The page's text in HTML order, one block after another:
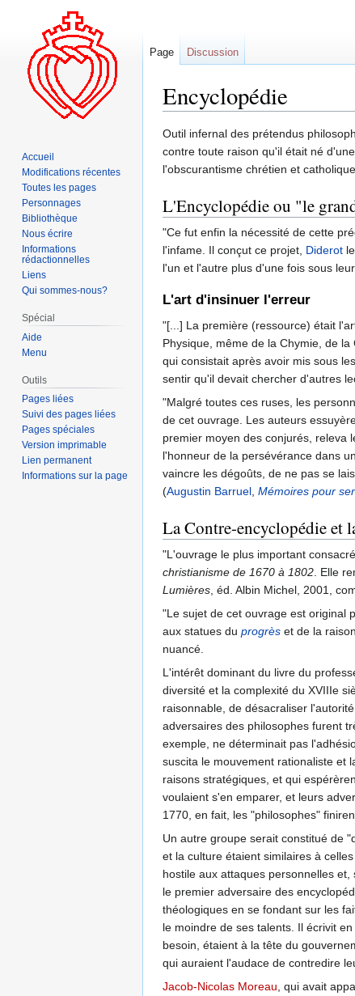
Encyclopédie
Aller
à
la
Aller
à
la
Outil infernal des prétendus
contre toute raison qu'il était né
l'obscurantisme chrétien et
L'Encyclopédie ou "le
"Ce fut enfin la nécessité de cette
l'infame. Il conçut ce projet, Diderot
l'un et l'autre plus d'une fois sous
L'art d'insinuer l'erreur
"[...] La première (ressource) était
Physique, même de la Chymie, de
qui consistait après avoir mis sous
sentir qu'il devait chercher d'autres
"Malgré toutes ces ruses, les
de cet ouvrage. Les auteurs
premier moyen des conjurés, releva
l'honneur de la persévérance dans
vaincre les dégoûts, de ne pas se
(Augustin Barruel Mémoires pour
La Contre-encyclopédie et
"L'ouvrage le plus important
christianisme de 1670 à 1802 . Elle
Lumières , éd. Albin Michel, 2001,
"Le sujet de cet ouvrage est original
aux statues du progrès et de la
nuancé.
L'intérêt dominant du livre du
diversité et la complexité du XVIIIe
raisonnable, de désacraliser
adversaires des philosophes furent
exemple, ne déterminait pas
suscita le mouvement rationaliste et
raisons stratégiques, et qui
voulaient s'en emparer, et leurs
1770, en fait, les "philosophes"
Un autre groupe serait constitué de
et la culture étaient similaires à
hostile aux attaques personnelles
le premier adversaire des
théologiques en se fondant sur les
le moindre de ses talents. Il écrivit
besoin, étaient à la tête du
qui auraient l'audace de contredire
Jacob-Nicolas Moreau , qui avait
Page Discussion
Accueil
Modifications récentes
Toutes les pages
Personnages
Bibliothèque
Nous écrire
Informations
rédactionnelles
Liens
Qui sommes-nous?
Spécial
Aide
Menu
Outils
Pages liées
Suivi des pages liées
Pages spéciales
Version imprimable
Lien permanent
Informations sur la page